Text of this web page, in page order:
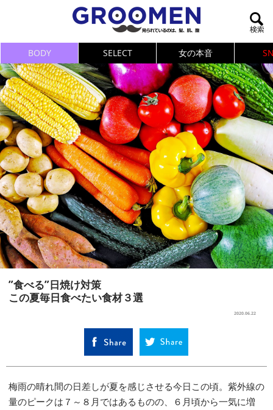
BODY SELECT 女の本音
”食べる”日焼け対策
この夏毎日食べたい食材３選
2020.06.22
梅雨の晴れ間の日差しが夏を感じさせる今日この頃。紫外線の
量のピークは７～８月ではあるものの、６月頃から一気に増